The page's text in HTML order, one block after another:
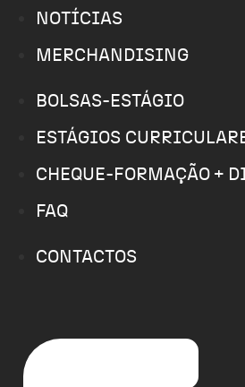
NOTÍCIAS
MERCHANDISING
BOLSAS-ESTÁGIO
ESTÁGIOS
CHEQUE-FORMAÇÃO +
FAQ
CONTACTOS